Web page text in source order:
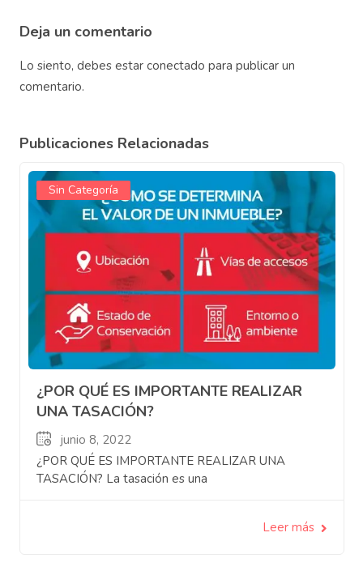
Deja un comentario
Lo siento, debes estar conectado para publicar un
comentario.
Publicaciones Relacionadas
Sin Categoría
¿POR QUÉ ES IMPORTANTE REALIZAR
UNA TASACIÓN?
junio 8, 2022
¿POR QUÉ ES IMPORTANTE REALIZAR UNA
TASACIÓN? La tasación es una
Leer más